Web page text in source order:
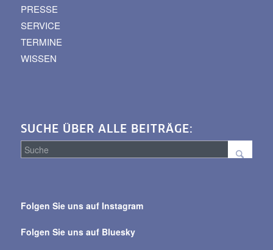
PRESSE
SERVICE
TERMINE
WISSEN
SUCHE ÜBER ALLE BEITRÄGE:
alle
Folgen Sie uns auf Instagram
Folgen Sie uns auf Bluesky